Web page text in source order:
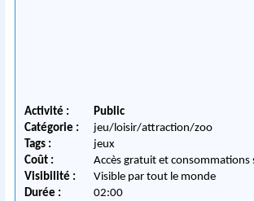
Activité :
Public
Catégorie :
jeu/loisir/attraction/zoo
Tags :
jeux
Coût :
Accès gratuit et consommations
Visibilité :
Visible par tout le monde
Durée :
02:00